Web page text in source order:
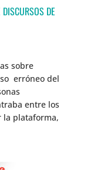
DE
sobre
erróneo del
entre los
la plataforma,